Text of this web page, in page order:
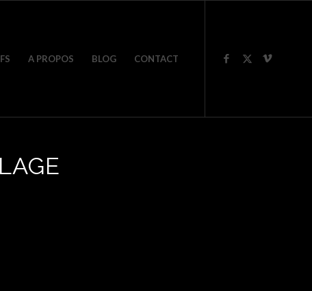
A PROPOS BLOG CONTACT